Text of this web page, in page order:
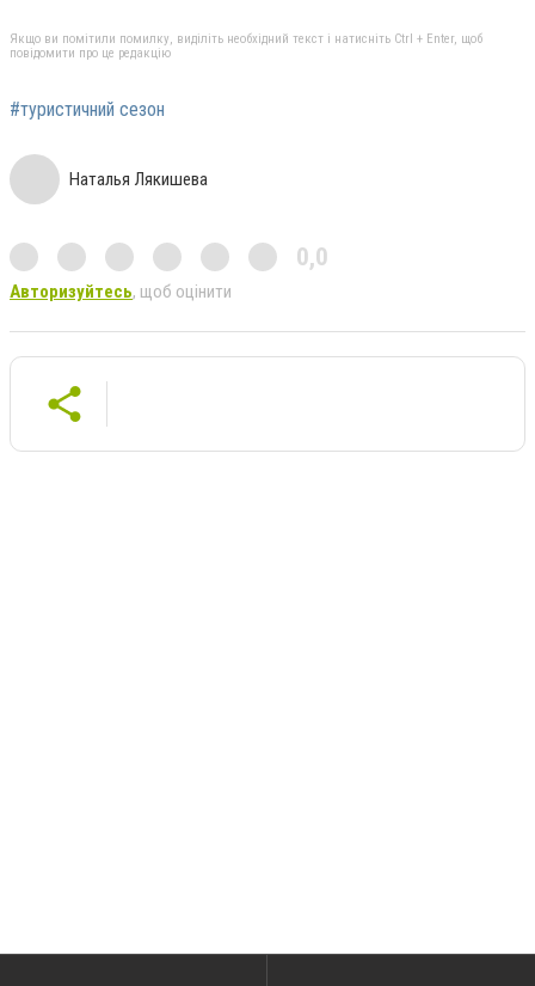
Якщо ви помітили помилку, виділіть необхідний текст і натисніть Ctrl + Enter, щоб
повідомити про це редакцію
#туристичний сезон
Наталья Лякишева
0,0
Авторизуйтесь, щоб оцінити